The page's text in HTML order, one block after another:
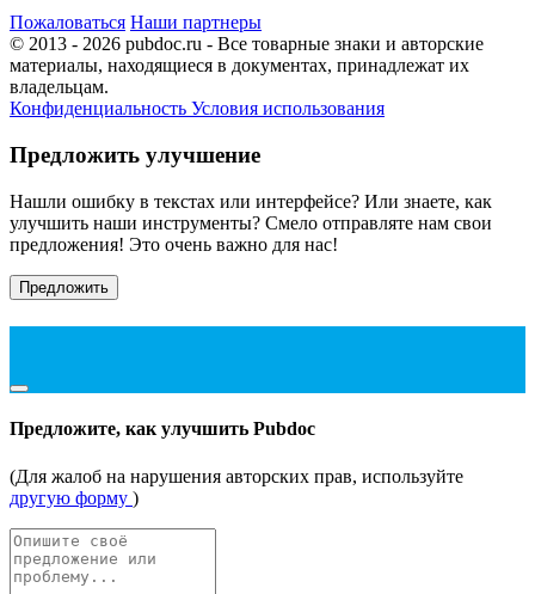
Пожаловаться Наши партнеры
© 2013 - 2026 pubdoc.ru - Все товарные знаки и авторские
материалы, находящиеся в документах, принадлежат их
владельцам.
Конфиденциальность Условия использования
Предложить улучшение
Нашли ошибку в текстах или интерфейсе? Или знаете, как
улучшить наши инструменты? Смело отправляте нам свои
предложения! Это очень важно для нас!
Предложить
Предложите, как улучшить Pubdoc
(Для жалоб на нарушения авторских прав, используйте
другую форму )